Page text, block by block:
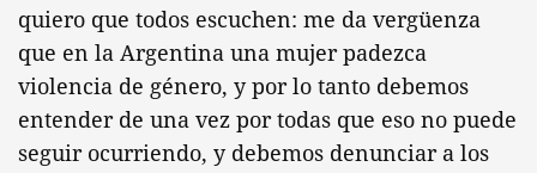
quiero que todos escuchen: me da vergüenza
que en la Argentina una mujer padezca
violencia de género, y por lo tanto debemos
entender de una vez por todas que eso no puede
seguir ocurriendo, y debemos denunciar a los